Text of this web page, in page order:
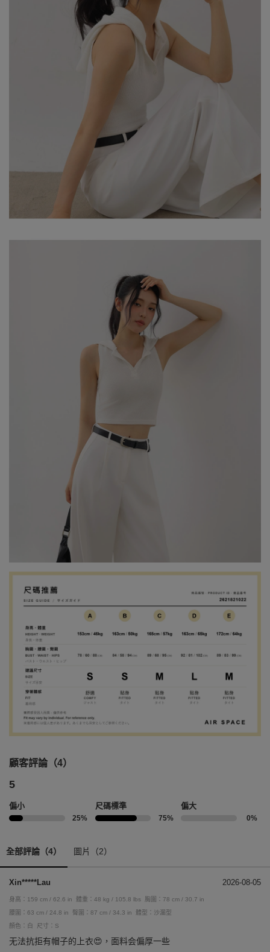
顧客評論（4）
5
偏小
25%
尺碼標準
75%
偏大
0%
全部評論（4） 圖片（2）
Xin*****Lau 2026-08-05
身高：159 cm / 62.6 in 體重：48 kg / 105.8 lbs
胸圍：78 cm / 30.7 in
腰圍：63 cm / 24.8 in
臀圍：87 cm / 34.3 in
體型：沙漏型
顏色：白
尺寸：S
无法抗拒有帽子的上衣😍，面料会偏厚一些